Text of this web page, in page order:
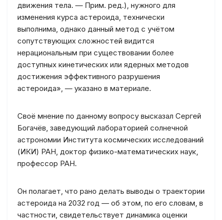
движения тела. — Прим. ред.), нужного для
изменения курса астероида, технически
выполнима, однако данный метод с учётом
сопутствующих сложностей видится
нерациональным при существовании более
доступных кинетических или ядерных методов
достижения эффективного разрушения
астероида», — указано в материале.
Своё мнение по данному вопросу высказал Сергей
Богачёв, заведующий лабораторией солнечной
астрономии Института космических исследований
(ИКИ) РАН, доктор физико-математических наук,
профессор РАН.
Он полагает, что рано делать выводы о траектории
астероида на 2032 год — об этом, по его словам, в
частности, свидетельствует динамика оценки